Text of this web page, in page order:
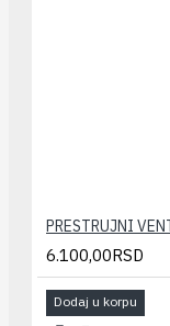
6.100,00RSD
Dodaj u korpu